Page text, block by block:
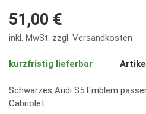
51,00 €
inkl. MwSt. zzgl. Versandkosten
kurzfristig lieferbar
Schwarzes Audi S5 Emblem
Cabriolet.